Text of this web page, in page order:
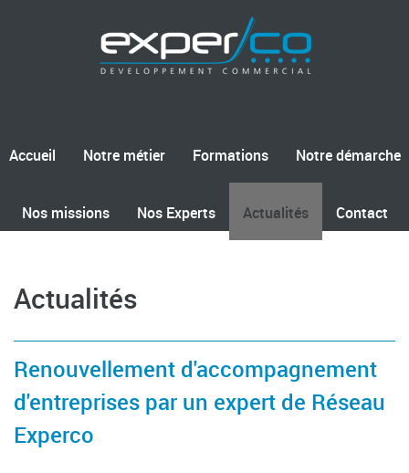
Accueil Notre métier Formations Notre démarche
Nos missions Nos Experts Actualités Contact
Actualités
Renouvellement d'accompagnement
d'entreprises par un expert de Réseau
Experco